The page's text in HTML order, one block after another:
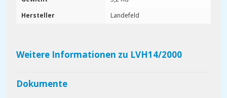
Hersteller
Landefeld
Weitere Informationen zu LVH14/2000
Dokumente